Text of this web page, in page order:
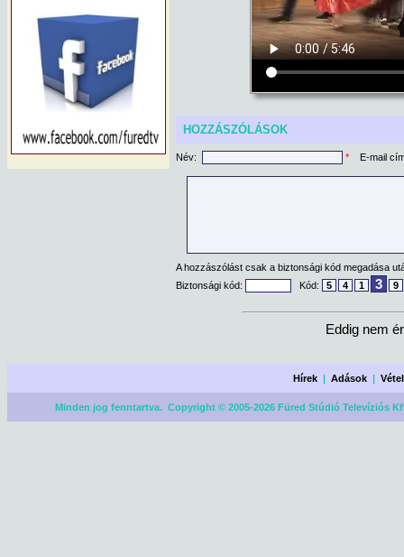
HOZZÁSZÓLÁSOK
Név: * E-mail
A hozzászólást csak a biztonsági kód megadása
Biztonsági kód:
Kód: 5 4 1 3 9
Eddig nem
Hírek |Adások |
Minden jog fenntartva. Copyright © 2005-2026 Füred Stúdió Televíziós